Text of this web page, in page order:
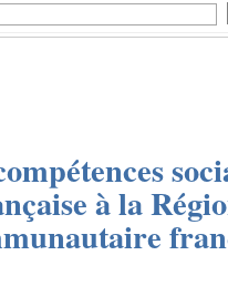
à la